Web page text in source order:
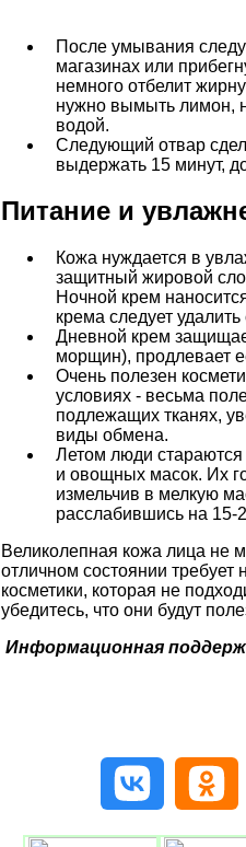
После умывания
магазинах или
немного отбелит
нужно вымыть лимон,
водой.
Следующий отвар
выдержать 15 минут,
Питание и
Кожа нуждается в
защитный жировой
Ночной крем
крема следует
Дневной крем
морщин), продлевает
Очень полезен
условиях - весьма
подлежащих тканях,
виды обмена.
Летом люди
и овощных масок. Их
измельчив в мелкую
расслабившись на 15-
Великолепная кожа лица не
отличном состоянии
косметики, которая не
убедитесь, что они будут
Информационная